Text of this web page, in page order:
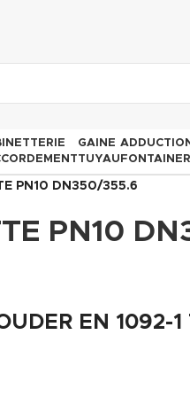
GAINE
TUYAU
PN10 DN350/355.6
PN10
EN 1092-1